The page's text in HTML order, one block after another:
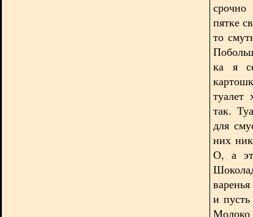
пятке
то
ка я
туалет
так.
для
них
О, а
и
Молоко